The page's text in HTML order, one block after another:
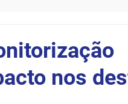
nos